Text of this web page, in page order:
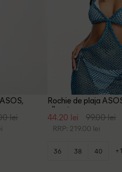
lei
Rochie de plaja
albastru
44.20 lei 99.00 lei
RRP: 219.00 lei
36 38 40 +1